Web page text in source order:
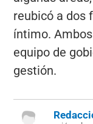
reubicó a dos
íntimo.
equipo de
gestión.